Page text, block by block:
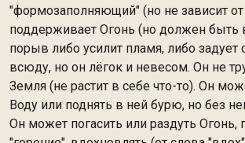
"формозаполняющий" (но не зависит
поддерживает Огонь (но должен быть
порыв либо усилит пламя, либо задует
всюду, но он лёгок и невесом. Он не
Земля (не растит в себе что-то). Он
Воду или поднять в ней бурю, но без
Он может погасить или раздуть Огонь,